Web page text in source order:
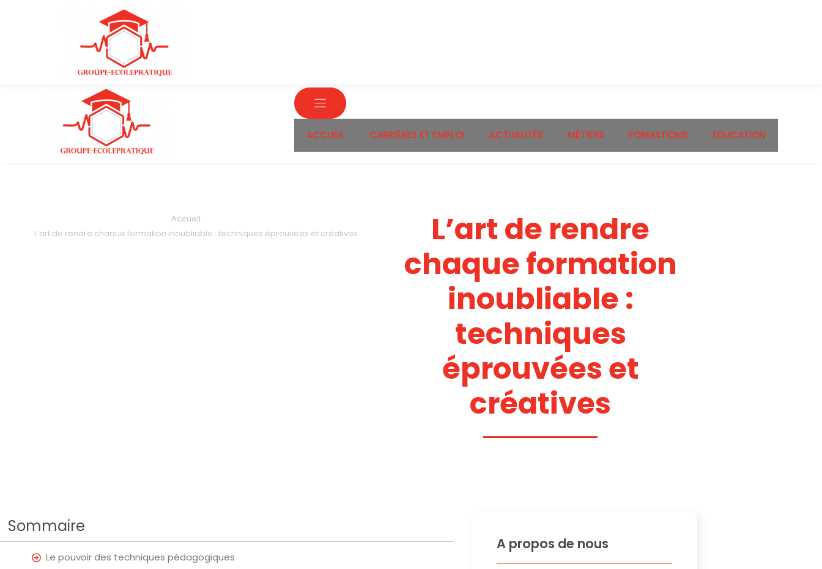
ACCUEIL CARRIÈRES ET EMPLOI ACTUALITÉS MÉTIERS FORMATIONS EDUCATION
Accueil
L’art de rendre chaque formation inoubliable : techniques éprouvées et créatives
L’art de rendre
chaque formation
inoubliable :
techniques
éprouvées et
créatives
Sommaire
Le pouvoir des techniques pédagogiques
A propos de nous